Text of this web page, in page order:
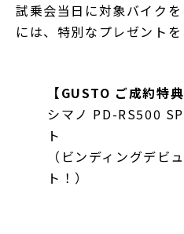
試乗会当日に対象バイク
には、特別なプレゼント
【GUSTO ご成約特典
シマノ PD-RS500
ト
（ビンディングデビ
ト！）